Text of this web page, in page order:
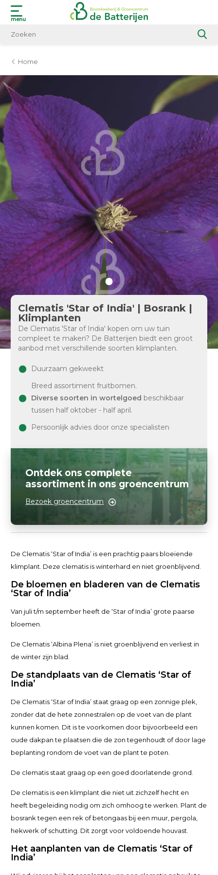
menu
Home
Clematis 'Star of India' | Bosrank |
Klimplanten
De Clematis 'Star of India' kopen om uw tuin
compleet te maken? De Batterijen biedt een groot
aanbod met verschillende soorten klimplanten.
Duurzaam gekweekt
Breed assortiment fruitbomen.
Diverse soorten in wortelgoed beschikbaar
tussen half oktober - half april.
Persoonlijk advies door onze specialisten
Ontdek ons complete
assortiment in ons groencentrum
Bezoek groencentrum
De Clematis ‘Star of India’ is een prachtig paars bloeiende
klimplant. Deze clematis is winterhard en niet groenblijvend.
De bloemen en bladeren van de Clematis
‘Star of India’
Van juli t/m september heeft de ‘Star of India’ grote paarse
bloemen.
De Clematis ‘Albina Plena’ is niet groenblijvend en verliest in
de winter zijn blad.
De standplaats van de Clematis ‘Star of
India’
De Clematis ‘Star of India’ staat graag op een zonnige plek,
zonder dat de hete zonnestralen op de voet van de plant
kunnen komen. Dit is te voorkomen door bijvoorbeeld een
oude dakpan te plaatsen die de zon tegenhoudt of door lage
beplanting rondom de voet van de plant te poten.
De clematis staat graag op een goed doorlatende grond.
De clematis is een klimplant die niet uit zichzelf hecht en
heeft begeleiding nodig om zich omhoog te werken. Plant de
bosrank tegen een rek of betongaas bij een muur, pergola,
hekwerk of schutting. Dit zorgt voor voldoende houvast.
Het aanplanten van de Clematis ‘Star of
India’